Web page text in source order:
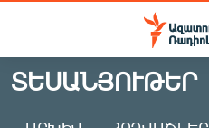
Մատչելիության
Անցնել
հիմնական
ԱԶԱՏՈՒԹՅՈՒՆ TV
ՏԵՍԱՆՅՈՒԹԵՐ